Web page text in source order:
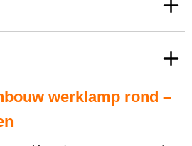
werklamp rond –